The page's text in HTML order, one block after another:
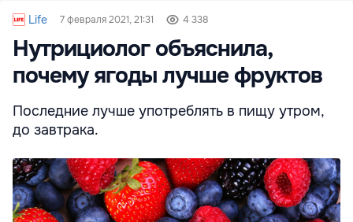
Life 7 февраля 2021, 21:31 4 338
Нутрициолог объяснила,
почему ягоды лучше фруктов
Последние лучше употреблять в пищу утром,
до завтрака.